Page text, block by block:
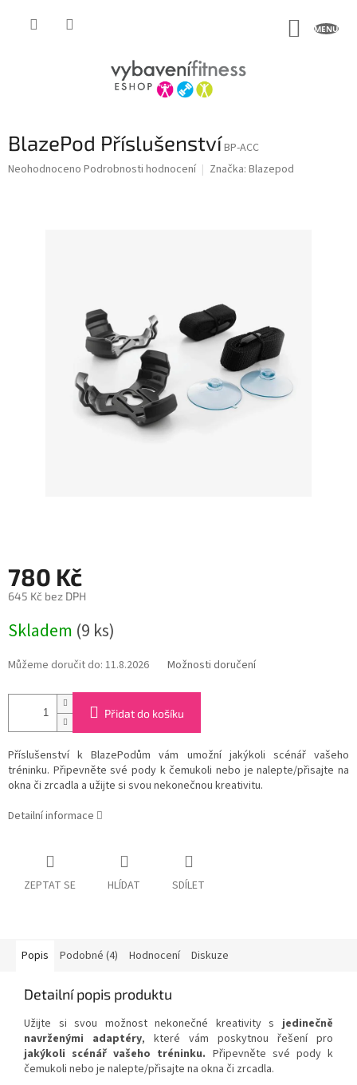
BlazePod PříslušenstvíBP-ACC
Průměrné
Neohodnoceno Podrobnosti hodnocení Značka: Blazepod
780 Kč
645 Kč bez DPH
cena:
Skladem (9 ks)
Můžeme doručit do: 11.8.2026 Možnosti doručení
Přidat do košíku
Příslušenství k BlazePodům vám umožní jakýkoli scénář vašeho
tréninku. Připevněte své pody k čemukoli nebo je nalepte/přisajte na
okna či zrcadla a užijte si svou nekonečnou kreativitu.
Detailní informace
ZEPTAT SE HLÍDAT SDÍLET
Popis Podobné (4) Hodnocení Diskuze
Detailní popis produktu
Užijte si svou možnost nekonečné kreativity sjedinečně
navrženými adaptéry, které vám poskytnou řešení pro
jakýkoli scénář vašeho tréninku. Připevněte své pody k
čemukoli nebo je nalepte/přisajte na okna či zrcadla.